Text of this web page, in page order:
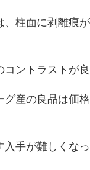
、柱面に剥離痕
コントラストが
グ産の良品は価
入手が難しくな